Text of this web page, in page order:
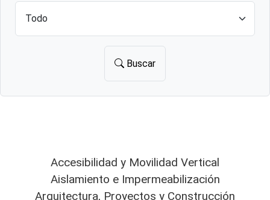
Buscar
Accesibilidad y Movilidad Vertical
Aislamiento e Impermeabilización
Arquitectura, Proyectos y Construcción